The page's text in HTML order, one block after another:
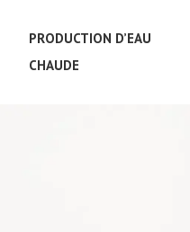
PRODUCTION D’EAU
CHAUDE